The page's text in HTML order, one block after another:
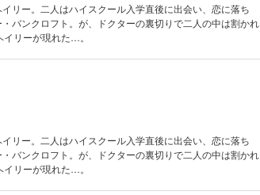
リー。二人はハイスクール入学直後に出会い、恋に落ち
バンクロフト。が、ドクターの裏切りで二人の中は割かれ
リーが現れた…。
リー。二人はハイスクール入学直後に出会い、恋に落ち
バンクロフト。が、ドクターの裏切りで二人の中は割かれ
リーが現れた…。